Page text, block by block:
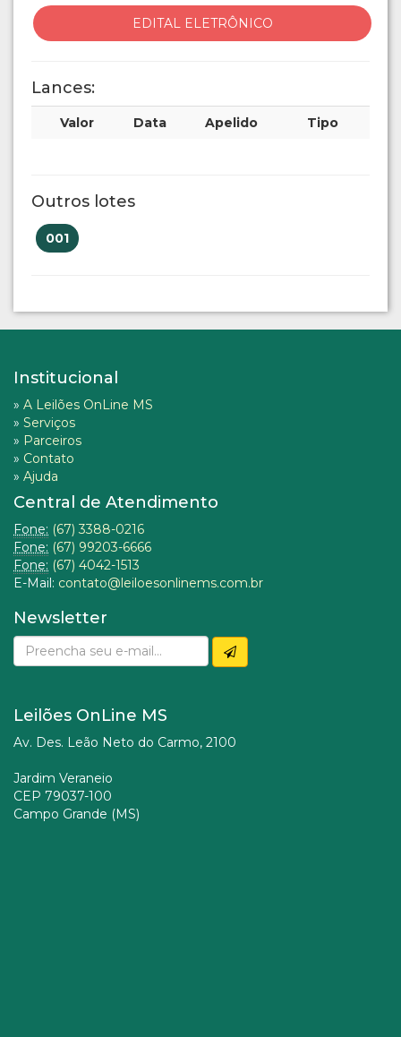
EDITAL ELETRÔNICO
Lances:
Valor Data Apelido Tipo
Outros lotes
001
Institucional
» A Leilões OnLine MS
» Serviços
» Parceiros
» Contato
» Ajuda
Central de Atendimento
Fone: (67) 3388-0216
Fone: (67) 99203-6666
Fone: (67) 4042-1513
E-Mail: contato@leiloesonlinems.com.br
Newsletter
Leilões OnLine MS
Av. Des. Leão Neto do Carmo, 2100
Jardim Veraneio
CEP 79037-100
Campo Grande (MS)